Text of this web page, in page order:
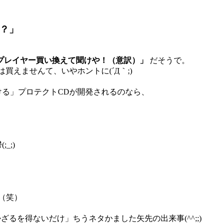
」
レイヤー買い換えて聞けや！（意訳）」
だそうで。
買えませんて、いやホントに(´Д｀;)
」プロテクトCDが開発されるのなら、
（笑）
るを得ないだけ」ちうネタかました矢先の出来事(^^;;)